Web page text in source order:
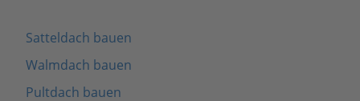
Satteldach bauen
Walmdach bauen
Pultdach bauen